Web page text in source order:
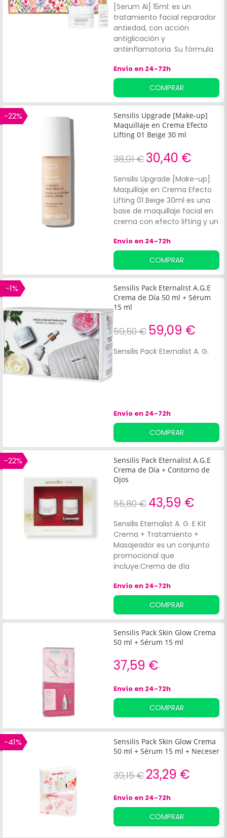
[Serum AI] 15ml: es un
tratamiento facial reparador
antiedad, con acción
antiglicación y
antiinflamatoria. Su fórmula
Lupinus Albus, Diosmina,
Factores de Crecimiento y
Aceite de Camelia favorece
una piel hidratada y
redensificada.
Envío en 24-72h
COMPRAR
-22%
Sensilis Upgrade [Make-up]
Maquillaje en Crema Efecto
Lifting 01 Beige 30 ml
38,91 € 30,40 €
Sensilis Upgrade [Make-up]
Maquillaje en Crema Efecto
Lifting 01 Beige 30ml es una
base de maquillaje facial en
crema con efecto lifting y un
sin brillos. Ayuda a mejorar la
elasticidad y tono de la piel,
mientras remodela el óvalo
facial y difumina las arrugas
con un acabado natural,
gracias a su compuesto a
base de vitamina E con
Envío en 24-72h
COMPRAR
-1%
Sensilis Pack Eternalist A.G.E
Crema de Día 50 ml + Sérum
15 ml
59,50 € 59,09 €
Sensilis Pack Eternalist A. G.
Envío en 24-72h
COMPRAR
-22%
Sensilis Pack Eternalist A.G.E
Crema de Día + Contorno de
Ojos
55,80 € 43,59 €
Sensilis Eternalist A. G. E Kit
Crema + Tratamiento +
Masajeador es un conjunto
promocional que
incluye:Crema de día
específico para las arrugas.
Envío en 24-72h
COMPRAR
Sensilis Pack Skin Glow Crema
50 ml + Sérum 15 ml
37,59 €
Envío en 24-72h
COMPRAR
-41%
Sensilis Pack Skin Glow Crema
50 ml + Sérum 15 ml + Neceser
39,15 € 23,29 €
Envío en 24-72h
COMPRAR